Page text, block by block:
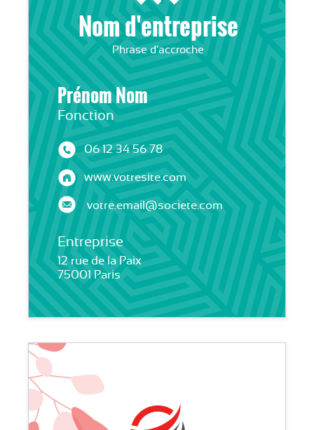
votre.email@societe.com
Entreprise
12 rue de la Paix
75001 Paris
06 12 34 56 78
www.votresite.com
Fonction
Prénom Nom
Nom d'entreprise
Phrase d'accroche